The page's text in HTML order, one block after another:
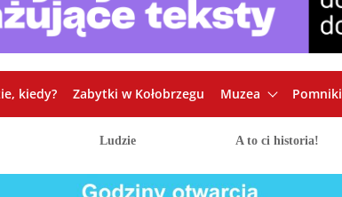
kiedy? Zabytki w Kołobrzegu Muzea Pomniki
Ludzie A to ci historia!